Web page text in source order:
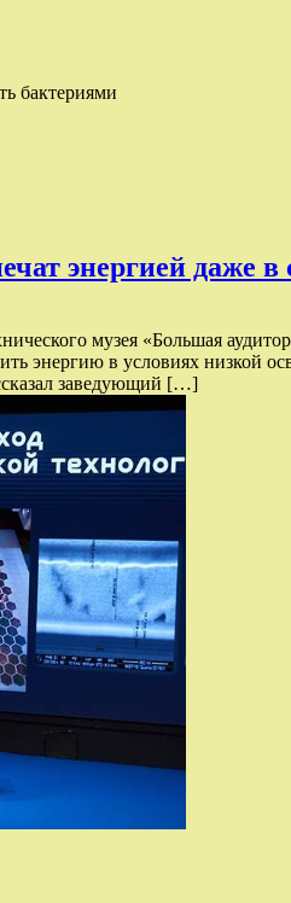
бактериями
энергией даже в
музея «Большая
энергию в условиях низкой
заведующий […]